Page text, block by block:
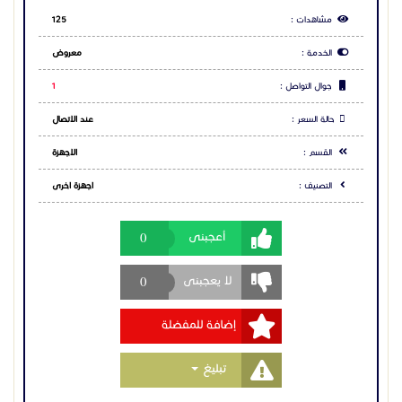
#حلول_شبكات #تقنية #أكسس_بوينت_جراند_ستريم
#أكسس_بوينت_جراند_ستريم
مشاهدات : 125
الخدمة : معروض
جوال التواصل : 1
حالة السعر : عند الاتصال
القسم : الاجهزة
التصنيف : اجهزة اخرى
أعجبنى 0
لا يعجبنى 0
إضافة للمفضلة
تبليغ Toggle Dropdown